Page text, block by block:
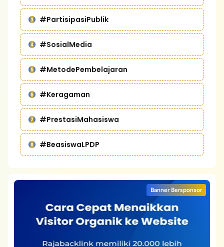
#PartisipasiPublik
#SosialMedia
#MetodePembelajaran
#Keragaman
#PrestasiMahasiswa
#BeasiswaLPDP
Banner Bersponsor